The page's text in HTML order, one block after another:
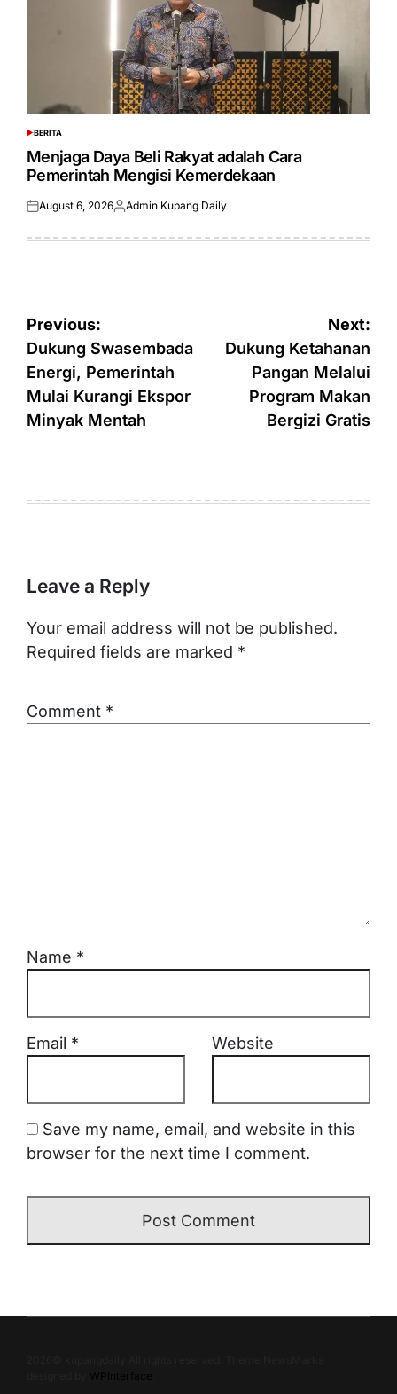
POSTED
IN
BERITA
Menjaga Daya Beli Rakyat adalah Cara
Pemerintah Mengisi Kemerdekaan
Posted
August 6, 2026Posted
Admin Kupang Daily
Post
navigation
Previous:
Dukung Swasembada
Energi, Pemerintah
Mulai Kurangi Ekspor
Minyak Mentah
Next:
Dukung Ketahanan
Pangan Melalui
Program Makan
Bergizi Gratis
Leave a Reply
Your email address will not be published.
Required fields are marked *
Comment *
Name *
Email * Website
Save my name, email, and website in this
browser for the next time I comment.